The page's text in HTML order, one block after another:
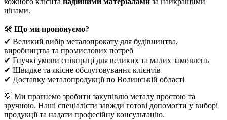
цінами.
🛠 Що ми пропонуємо?
✔ Великий вибір металопрокату для будівництва,
виробництва та промислових потреб
✔ Гнучкі умови співпраці для великих та малих замовлень
✔ Швидке та якісне обслуговування клієнтів
✔ Доставку металопродукції по Волинській області
💡 Ми прагнемо зробити закупівлю металу простою та
зручною. Наші спеціалісти завжди готові допомогти у виборі
продукції та надати професійну консультацію.